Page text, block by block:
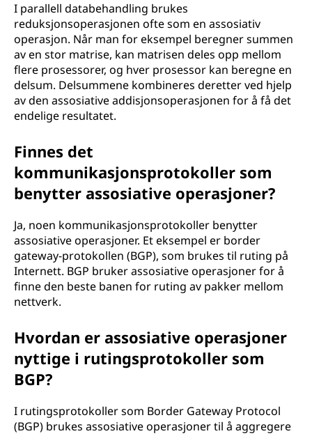
I parallell databehandling brukes
reduksjonsoperasjonen ofte som en assosiativ
operasjon. Når man for eksempel beregner summen
av en stor matrise, kan matrisen deles opp mellom
flere prosessorer, og hver prosessor kan beregne en
delsum. Delsummene kombineres deretter ved hjelp
av den assosiative addisjonsoperasjonen for å få det
endelige resultatet.
Finnes det
kommunikasjonsprotokoller som
benytter assosiative operasjoner?
Ja, noen kommunikasjonsprotokoller benytter
assosiative operasjoner. Et eksempel er border
gateway-protokollen (BGP), som brukes til ruting på
Internett. BGP bruker assosiative operasjoner for å
finne den beste banen for ruting av pakker mellom
nettverk.
Hvordan er assosiative operasjoner
nyttige i rutingsprotokoller som
BGP?
I rutingsprotokoller som Border Gateway Protocol
(BGP) brukes assosiative operasjoner til å aggregere